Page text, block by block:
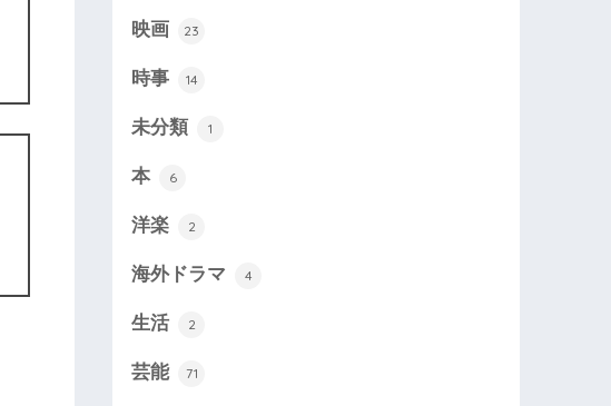
映画 23
時事 14
未分類 1
本 6
洋楽 2
海外ドラマ 4
生活 2
芸能 71